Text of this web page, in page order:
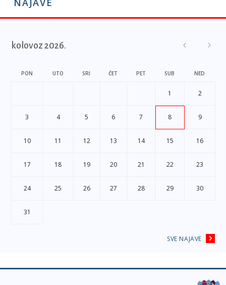
NAJAVE
kolovoz 2026.
PON UTO SRI ČET PET SUB NED
1 2
3 4 5 6 7 8 9
10 11 12 13 14 15 16
17 18 19 20 21 22 23
24 25 26 27 28 29 30
31
SVE NAJAVE